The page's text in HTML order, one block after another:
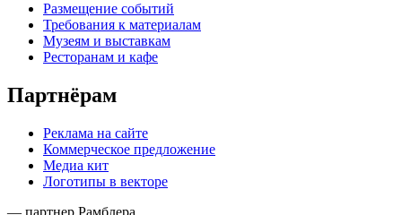
Размещение событий
Требования к материалам
Музеям и выставкам
Ресторанам и кафе
Партнёрам
Реклама на сайте
Коммерческое предложение
Медиа кит
Логотипы в векторе
— партнер Рамблера